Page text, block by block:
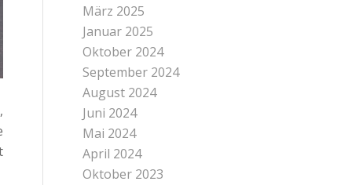
März 2025
Januar 2025
Oktober 2024
September 2024
August 2024
Juni 2024
Mai 2024
April 2024
Oktober 2023